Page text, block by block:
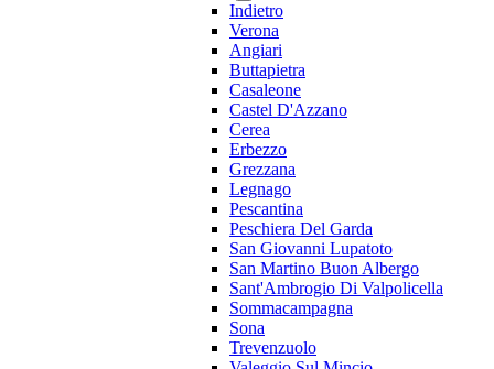
Indietro
Verona
Angiari
Buttapietra
Casaleone
Castel D'Azzano
Cerea
Erbezzo
Grezzana
Legnago
Pescantina
Peschiera Del Garda
San Giovanni Lupatoto
San Martino Buon Albergo
Sant'Ambrogio Di Valpolicella
Sommacampagna
Sona
Trevenzuolo